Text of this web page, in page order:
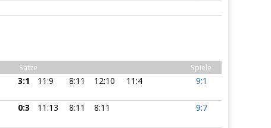
Sätze Spiele
3:1 11:9 8:11 12:10 11:4 9:1
0:3 11:13 8:11 8:11 9:7